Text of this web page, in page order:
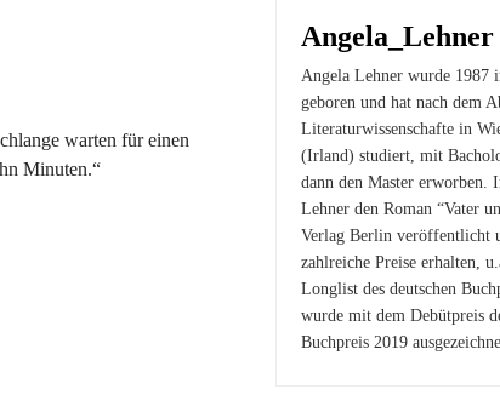
warten für einen
Minuten.“
Angela_Lehner
Angela Lehner wurde 1987
geboren und hat nach dem
Literaturwissenschafte in
(Irland) studiert, mit
dann den Master erworben.
Lehner den Roman “Vater
Verlag Berlin veröffentlicht
zahlreiche Preise erhalten,
Longlist des deutschen
wurde mit dem Debütpreis
Buchpreis 2019